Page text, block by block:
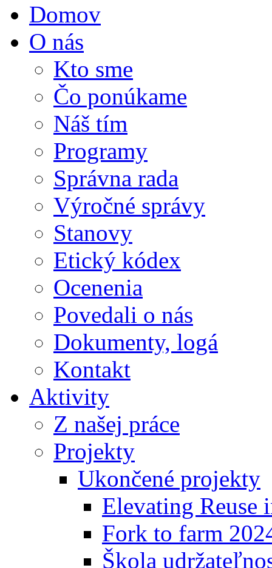
Domov
O nás
Kto sme
Čo ponúkame
Náš tím
Programy
Správna rada
Výročné správy
Stanovy
Etický kódex
Ocenenia
Povedali o nás
Dokumenty, logá
Kontakt
Aktivity
Z našej práce
Projekty
Ukončené projekty
Elevating Reuse
Fork to farm
Škola